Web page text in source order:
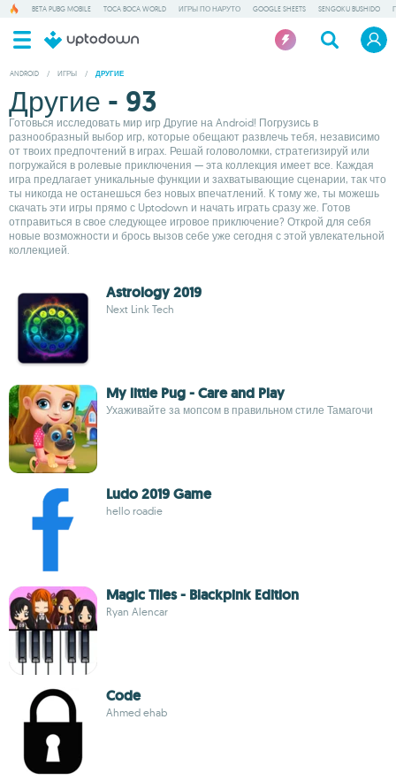
BETA PUBG MOBILE TOCA BOCA WORLD ИГРЫ ПО НАРУТО GOOGLE SHEETS SENGOKU BUSHIDO
ANDROID / ИГРЫ / ДРУГИЕ
Другие - 93
Готовься исследовать мир игр Другие на Android! Погрузись в
разнообразный выбор игр, которые обещают развлечь тебя, независимо
от твоих предпочтений в играх. Решай головоломки, стратегизируй или
погружайся в ролевые приключения — эта коллекция имеет все. Каждая
игра предлагает уникальные функции и захватывающие сценарии, так что
ты никогда не останешься без новых впечатлений. К тому же, ты можешь
скачать эти игры прямо с Uptodown и начать играть сразу же. Готов
отправиться в свое следующее игровое приключение? Открой для себя
новые возможности и брось вызов себе уже сегодня с этой увлекательной
коллекцией.
Astrology 2019
Next Link Tech
My little Pug - Care and Play
Ухаживайте за мопсом в правильном стиле Тамагочи
Ludo 2019 Game
hello roadie
Magic Tiles - Blackpink Edition
Ryan Alencar
Code
Ahmed ehab